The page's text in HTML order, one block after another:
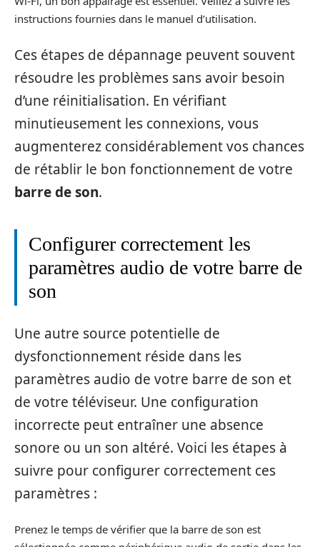
instructions fournies dans le manuel d’utilisation.
Ces étapes de dépannage peuvent souvent
résoudre les problèmes sans avoir besoin
d’une réinitialisation. En vérifiant
minutieusement les connexions, vous
augmenterez considérablement vos chances
de rétablir le bon fonctionnement de votre
barre de son.
Configurer correctement les
paramètres audio de votre barre de
son
Une autre source potentielle de
dysfonctionnement réside dans les
paramètres audio de votre barre de son et
de votre téléviseur. Une configuration
incorrecte peut entraîner une absence
sonore ou un son altéré. Voici les étapes à
suivre pour configurer correctement ces
paramètres :
Prenez le temps de vérifier que la barre de son est